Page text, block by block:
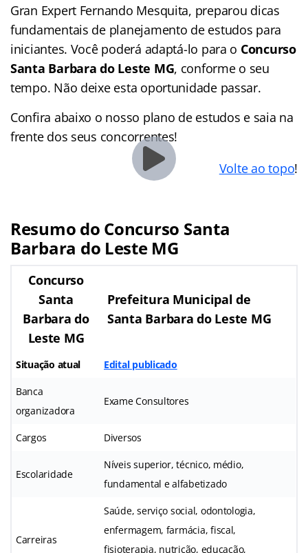
Gran Expert Fernando Mesquita, preparou dicas
fundamentais de planejamento de estudos para
iniciantes. Você poderá adaptá-lo para o Concurso
Santa Barbara do Leste MG, conforme o seu
tempo. Não deixe esta oportunidade passar.
Confira abaixo o nosso plano de estudos e saia na
frente dos seus concorrentes!
Volte ao topo!
Resumo do Concurso Santa
Barbara do Leste MG
Concurso
Santa
Barbara do
Leste MG
Prefeitura Municipal de
Santa Barbara do Leste MG
Situação atual Edital publicado
Banca
organizadora
Exame Consultores
Cargos Diversos
Escolaridade
Níveis superior, técnico, médio,
fundamental e alfabetizado
Carreiras
Saúde, serviço social, odontologia,
enfermagem, farmácia, fiscal,
fisioterapia, nutrição, educação,